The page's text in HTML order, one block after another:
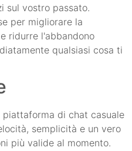
sul vostro passato.
per migliorare la
ridurre l'abbandono
qualsiasi cosa ti
piattaforma di chat casuale
semplicità e un vero
più valide al momento.